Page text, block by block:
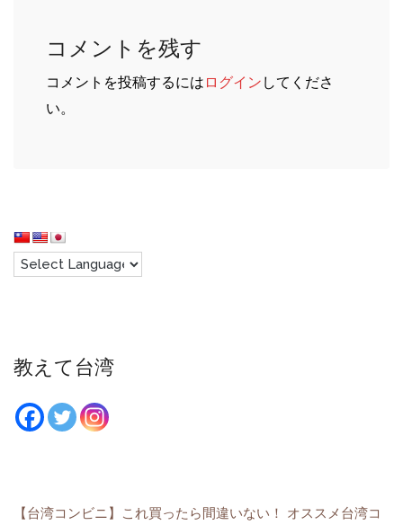
コメントを残す
コメントを投稿するには ログイン してくださ
い。
教えて台湾
【台湾コンビニ】これ買ったら間違いない！ オススメ台湾コ